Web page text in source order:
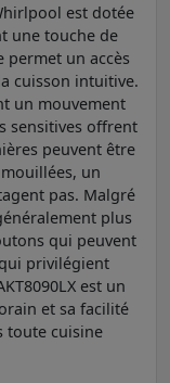
est dotée
une touche de
permet un accès
cuisson intuitive.
un mouvement
sensitives offrent
peuvent être
un
pas. Malgré
plus
qui peuvent
privilégient
est un
et sa facilité
toute cuisine